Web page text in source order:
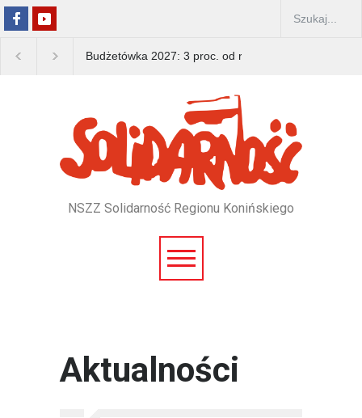
Budżetówka 2027: 3 proc. od rządu, 15 proc. od
NSZZ Solidarność Regionu Konińskiego
Aktualności